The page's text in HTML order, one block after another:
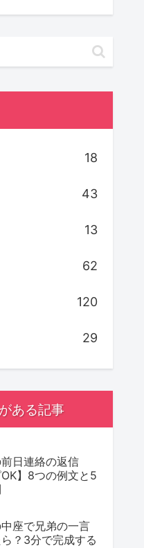
18
43
13
62
120
29
ある記事
日連絡の返信
OK】8つの例文と5
座で兄弟の一言
？3分で完成する